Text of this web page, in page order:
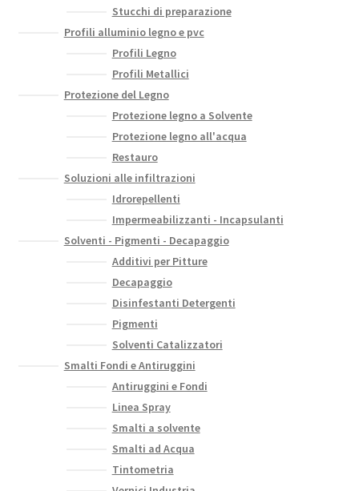
Stucchi di preparazione
Profili alluminio legno e pvc
Profili Legno
Profili Metallici
Protezione del Legno
Protezione legno a Solvente
Protezione legno all'acqua
Restauro
Soluzioni alle infiltrazioni
Idrorepellenti
Impermeabilizzanti - Incapsulanti
Solventi - Pigmenti - Decapaggio
Additivi per Pitture
Decapaggio
Disinfestanti Detergenti
Pigmenti
Solventi Catalizzatori
Smalti Fondi e Antiruggini
Antiruggini e Fondi
Linea Spray
Smalti a solvente
Smalti ad Acqua
Tintometria